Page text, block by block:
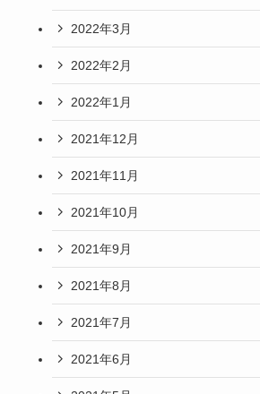
2022年3月
2022年2月
2022年1月
2021年12月
2021年11月
2021年10月
2021年9月
2021年8月
2021年7月
2021年6月